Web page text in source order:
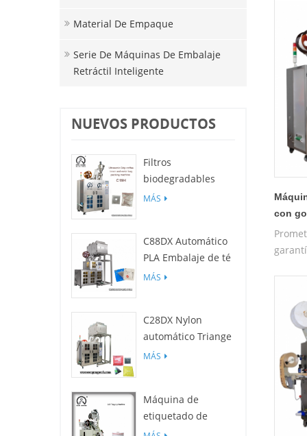
Material De Empaque
Serie De Máquinas De Embalaje
Retráctil Inteligente
NUEVOS PRODUCTOS
Filtros
biodegradables
C19H PLA para
goteo
MÁS
C88DX Automático
PLA Embalaje de té
Máquina (bolsa
MÁS
C28DX Nylon
automático Triange
/ Piso Máquina de
pequeño
MÁS
Máquina de
etiquetado de
película c25
con
de la